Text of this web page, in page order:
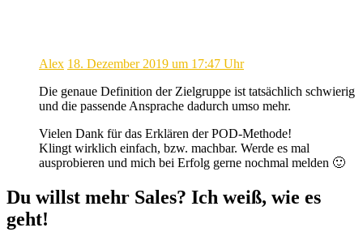
Alex 18. Dezember 2019 um 17:47 Uhr
Die genaue Definition der Zielgruppe ist tatsächlich schwierig
und die passende Ansprache dadurch umso mehr.
Vielen Dank für das Erklären der POD-Methode!
Klingt wirklich einfach, bzw. machbar. Werde es mal
ausprobieren und mich bei Erfolg gerne nochmal melden 🙂
Du willst mehr Sales? Ich weiß, wie es
geht!